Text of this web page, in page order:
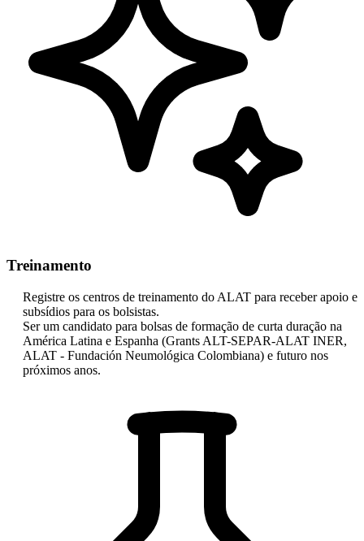
Treinamento
Registre os centros de treinamento do ALAT para receber apoio e
subsídios para os bolsistas.
Ser um candidato para bolsas de formação de curta duração na
América Latina e Espanha (Grants ALT-SEPAR-ALAT INER,
ALAT - Fundación Neumológica Colombiana) e futuro nos
próximos anos.